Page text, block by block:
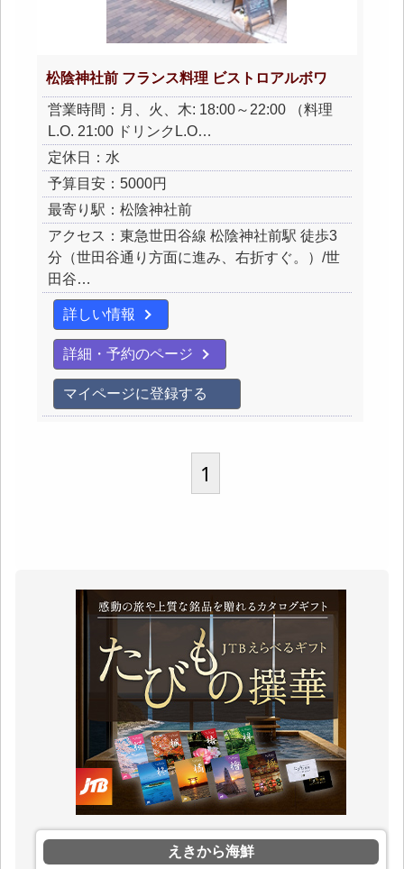
松陰神社前 フランス料理 ビストロアルボワ
営業時間：月、火、木: 18:00～22:00 （料理
L.O. 21:00 ドリンクL.O…
定休日：水
予算目安：5000円
最寄り駅：松陰神社前
アクセス：東急世田谷線 松陰神社前駅 徒歩3
分（世田谷通り方面に進み、右折すぐ。）/世
田谷…
詳しい情報
詳細・予約のページ
マイページに登録する
1
えきから海鮮